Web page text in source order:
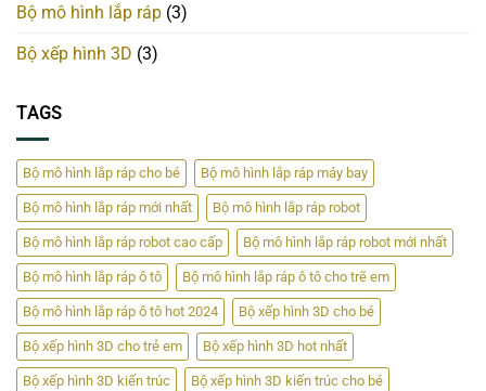
Bộ mô hình lắp ráp (3)
Bộ xếp hình 3D (3)
TAGS
Bộ mô hình lắp ráp cho bé Bộ mô hình lắp ráp máy bay
Bộ mô hình lắp ráp mới nhất Bộ mô hình lắp ráp robot
Bộ mô hình lắp ráp robot cao cấp Bộ mô hình lắp ráp robot mới nhất
Bộ mô hình lắp ráp ô tô Bộ mô hình lắp ráp ô tô cho trẽ em
Bộ mô hình lắp ráp ô tô hot 2024 Bộ xếp hình 3D cho bé
Bộ xếp hình 3D cho trẻ em Bộ xếp hình 3D hot nhất
Bộ xếp hình 3D kiến trúc Bộ xếp hình 3D kiến trúc cho bé